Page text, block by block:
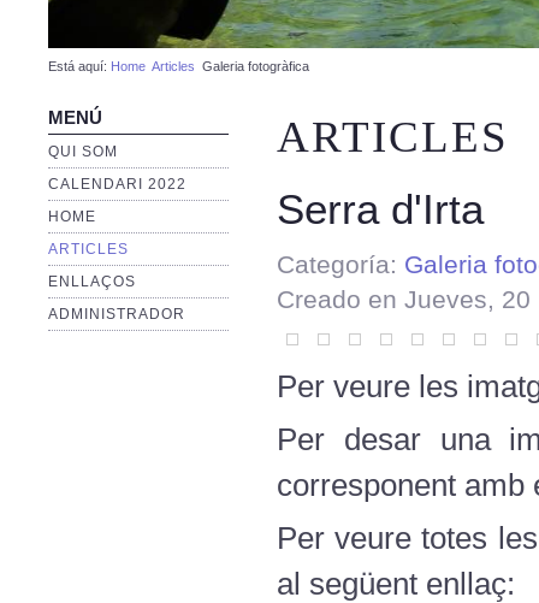
Está aquí: Home Articles Galeria fotogràfica
MENÚ
QUI SOM
CALENDARI 2022
HOME
ARTICLES
ENLLAÇOS
ADMINISTRADOR
ARTICLES
Serra d'Irta
Categoría: Galeria
Creado en Jueves,
Per veure les
Per desar una
corresponent amb
Per veure totes
al següent enllaç: